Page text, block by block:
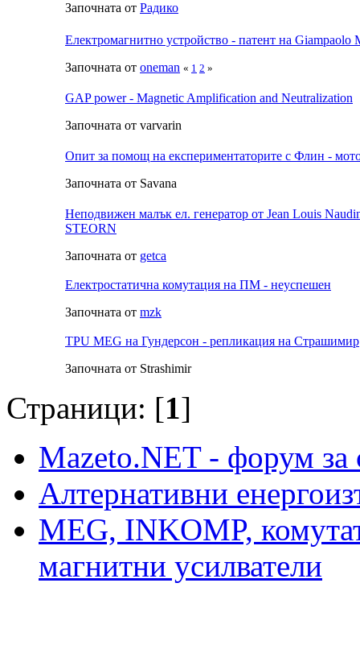
Започната от Радико
Електромагнитно устройство - патент на Giampaolo
Започната от oneman « 1 2 »
GAP power - Magnetic Amplification and Neutralization
Започната от varvarin
Опит за помощ на експериментаторите с Флин -
Започната от Savana
Неподвижен малък ел. генератор от Jean Louis
STEORN
Започната от getca
Електростатична комутация на ПМ - неуспешен
Започната от mzk
TPU MEG на Гундерсон - репликация на Страшимир
Започната от Strashimir
Страници: [1]
Mazeto.NET - форум за
Алтернативни
MEG, INKOMP,
магнитни усилватели